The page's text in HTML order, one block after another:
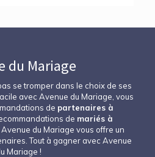
du Mariage
se tromper dans le choix de ses
avec Avenue du Mariage, vous
de partenaires à
de mariés à
Avenue du Mariage vous offre un
Tout à gagner avec Avenue
Mariage !